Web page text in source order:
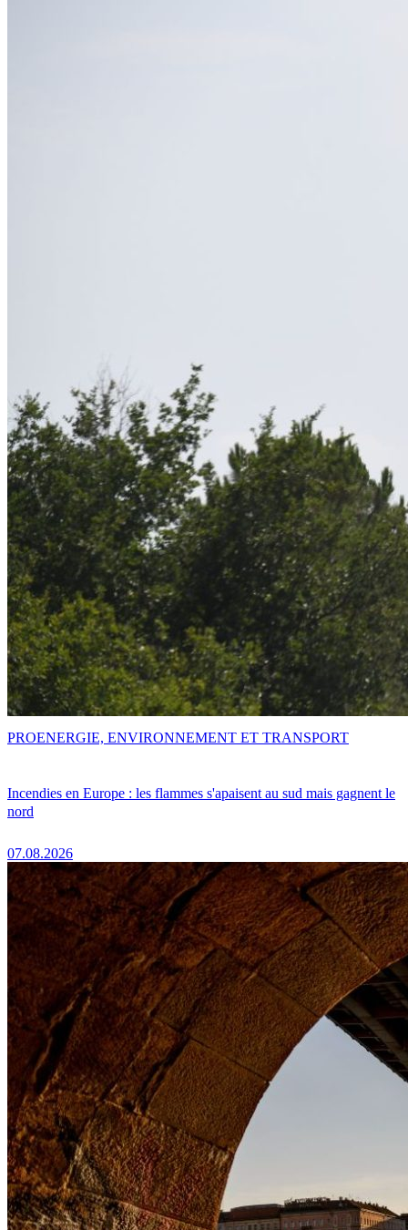
Incendies en Europe : les flammes s'apaisent au sud mais gagnent le
nord
07.08.2026
PROENERGIE, ENVIRONNEMENT ET TRANSPORT